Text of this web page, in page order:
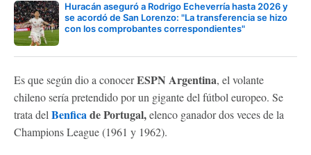
Huracán aseguró a Rodrigo Echeverría hasta 2026 y
se acordó de San Lorenzo: "La transferencia se hizo
con los comprobantes correspondientes"
Es que según dio a conocerESPN Argentina, el volante
chileno sería pretendido por un gigante del fútbol europeo. Se
trata del Benficade Portugal,elenco ganador dos veces de la
Champions League (1961 y 1962).